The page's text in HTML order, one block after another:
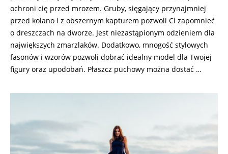
ochroni cię przed mrozem. Gruby, sięgający przynajmniej
przed kolano i z obszernym kapturem pozwoli Ci zapomnieć
o dreszczach na dworze. Jest niezastąpionym odzieniem dla
największych zmarzlaków. Dodatkowo, mnogość stylowych
fasonów i wzorów pozwoli dobrać idealny model dla Twojej
figury oraz upodobań. Płaszcz puchowy można dostać …